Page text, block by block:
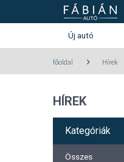
Új autó
főoldal Hírek
HÍREK
Kategóriák
Összes